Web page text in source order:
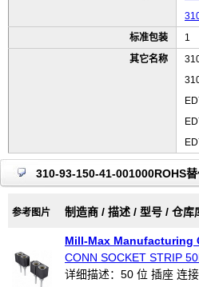
标准包装
1
其它名称
310-93-150-41-001000ROHS
参考图片 制造商 / 描述 / 型号 / 仓库
Mill-Max Manufacturing
CONN SOCKET STRIP
详细描述：50 位 插座 连